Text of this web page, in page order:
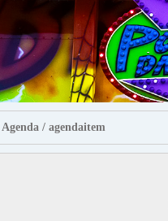
Agenda / agendaitem